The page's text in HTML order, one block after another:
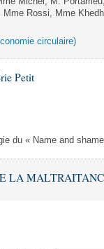
Rossi, Mme
circulaire)
Petit
du « Name and
LA